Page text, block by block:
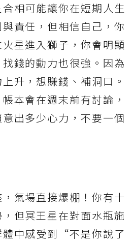
相可能讓你在短期人生
責任，但相信自己，你
星進入獅子，你會明顯
錢的動力也很強。因為
升，想賺錢、補洞口。
本會在週末前有討論，
出多少心力，不要一個
氣場直接爆棚！你有十
但冥王星在對面水瓶施
中感受到“不是你說了